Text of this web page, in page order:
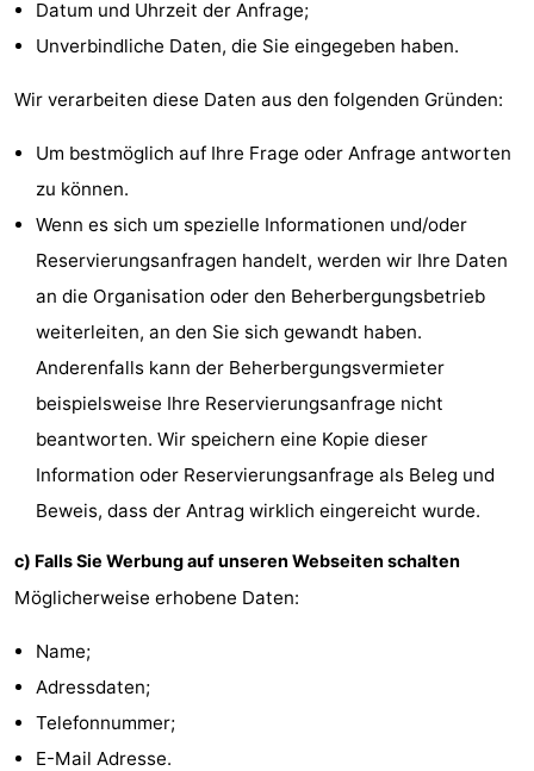
Middelkerke
-
Nieuwpoort
-
Oostduinkerke
-
Koksijde
De
Panne
Natur
Westhoek
Wetter
Kontakt
Datum und Uhrzeit der Anfrage;
Unverbindliche Daten, die Sie eingegeben haben.
Wir verarbeiten diese Daten aus den folgenden Gründen:
Um bestmöglich auf Ihre Frage oder Anfrage antworten
zu können.
Wenn es sich um spezielle Informationen und/oder
Reservierungsanfragen handelt, werden wir Ihre Daten
an die Organisation oder den Beherbergungsbetrieb
weiterleiten, an den Sie sich gewandt haben.
Anderenfalls kann der Beherbergungsvermieter
beispielsweise Ihre Reservierungsanfrage nicht
beantworten. Wir speichern eine Kopie dieser
Information oder Reservierungsanfrage als Beleg und
Beweis, dass der Antrag wirklich eingereicht wurde.
c) Falls Sie Werbung auf unseren Webseiten schalten
Möglicherweise erhobene Daten:
Name;
Adressdaten;
Telefonnummer;
E-Mail Adresse.